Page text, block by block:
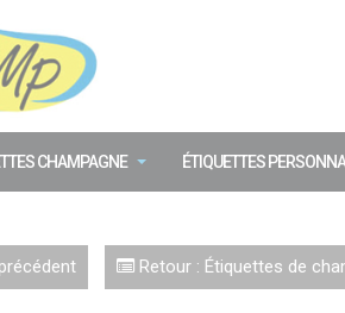
CHAMPAGNE ÉTIQUETTES
Retour : Étiquettes de